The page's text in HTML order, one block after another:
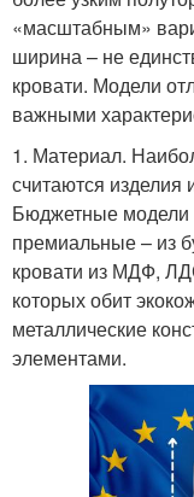
«масштабным»
ширина – не
кровати. Модели
важными
1. Материал.
считаются изделия
Бюджетные модели
премиальные – из
кровати из МДФ,
которых обит
металлические
элементами.